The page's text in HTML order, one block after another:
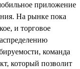
приложение
На рынке пока
и торговое
команда
который позволит